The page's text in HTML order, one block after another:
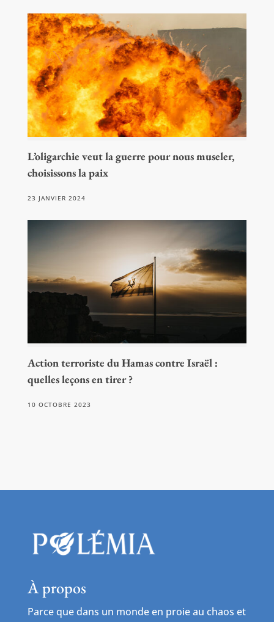
L’oligarchie veut la guerre pour nous museler,
choisissons la paix
23 JANVIER 2024
Action terroriste du Hamas contre Israël :
quelles leçons en tirer ?
10 OCTOBRE 2023
À propos
Parce que dans un monde en proie au chaos et